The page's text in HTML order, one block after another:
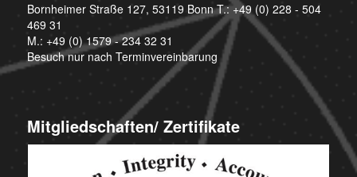
Bornheimer Straße 127, 53119 Bonn T.:+49 (0) 228 - 504
469 31
M.: +49 (0) 1579 - 234 32 31
Besuch nur nach Terminvereinbarung
Mitgliedschaften/ Zertifikate